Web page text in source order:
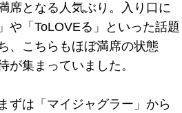
席となる人気ぶり。入り口に
や「ToLOVEる」といった話題
、こちらもほぼ満席の状態
が集まっていました。
ずは「マイジャグラー」から